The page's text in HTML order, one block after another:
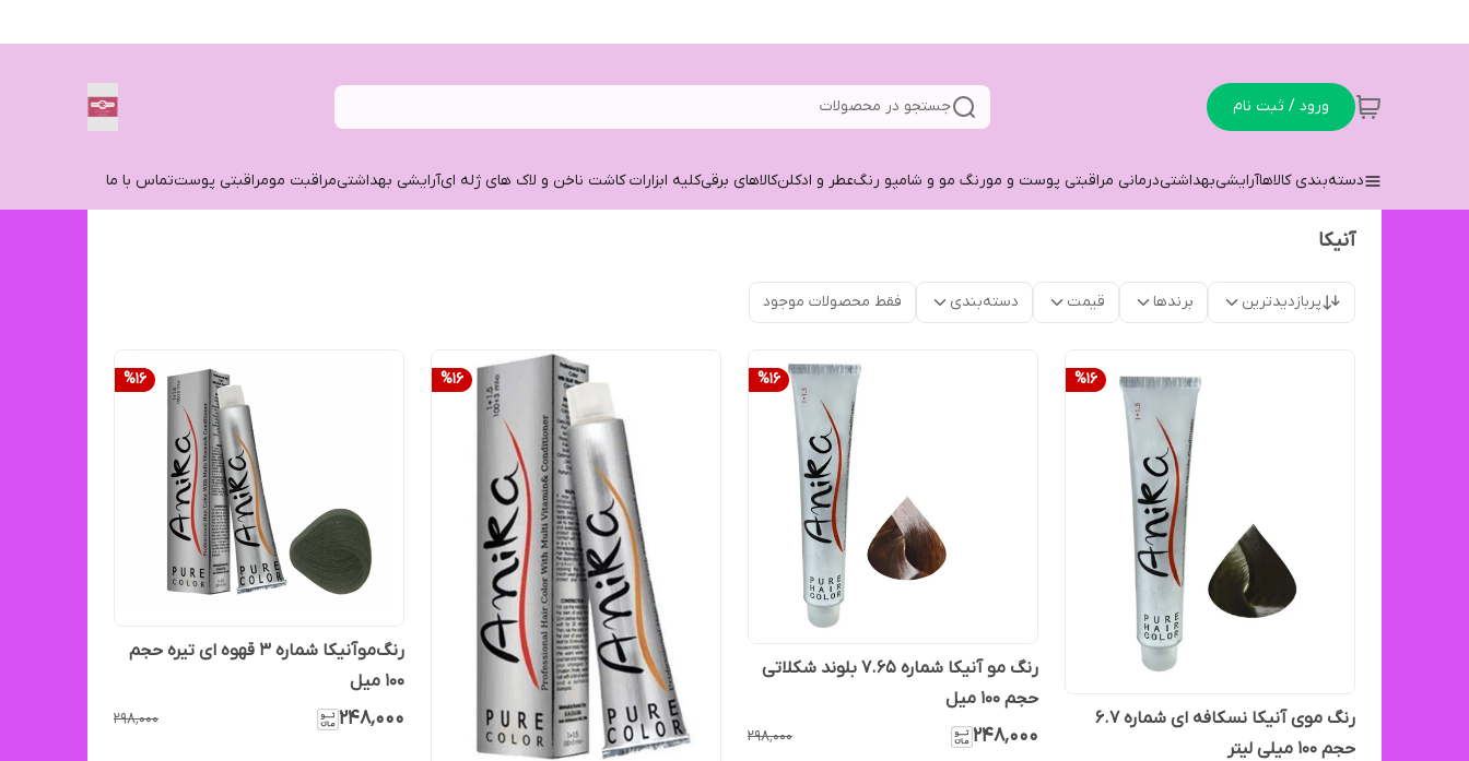
ورود / ثبت نام جستجو در محصولات
دسته‌بندی کالاهاآرایشیبهداشتیدرمانی مراقبتی پوست و مورنگ مو و شامپو رنگعطر و ادکلنکالاهای برقیکلیه ابزارات کاشت ناخن و لاک های ژله ایآرایشی بهداشتیمراقبت مومراقبتی پوستتماس با ما
آنیکا
پربازدیدترین برندها قیمت دسته‌بندی فقط محصولات موجود
%16
رنگ موی‌ آنیکا نسکافه ای شماره ۶.۷
حجم ۱۰۰ میلی لیتر
%16
رنگ مو آنیکا شماره ۷.۶۵ بلوند شکلاتی
حجم ۱۰۰ میل
۲۴۸٬۰۰۰ ۲۹۸٬۰۰۰
%16
%16
رنگ‌مو‌آنیکا شماره ۳ قهوه ای تیره حجم
۱۰۰ میل
۲۴۸٬۰۰۰ ۲۹۸٬۰۰۰